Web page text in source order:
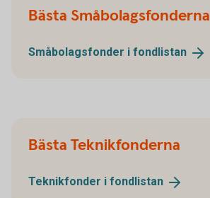
Bästa Småbolagsfonderna
Småbolagsfonder i fondlistan
Bästa Teknikfonderna
Teknikfonder i fondlistan